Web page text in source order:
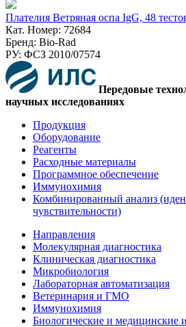
Плателия Ветряная оспа IgG, 48
Кат. Номер: 72684
Бренд: Bio-Rad
РУ: ФСЗ 2010/07574
Передовые
научных исследованиях
Продукция
Оборудование
Реагенты
Расходные материалы
Программное обеспечение
Иммунохимия
Комбинированный анализ
чувствительности)
Направления
Молекулярная диагностика
Клиническая диагностика
Микробиология
Лабораторная автоматизация
Ветеринария и ГМО
Иммунохимия
Биологические и медицинские